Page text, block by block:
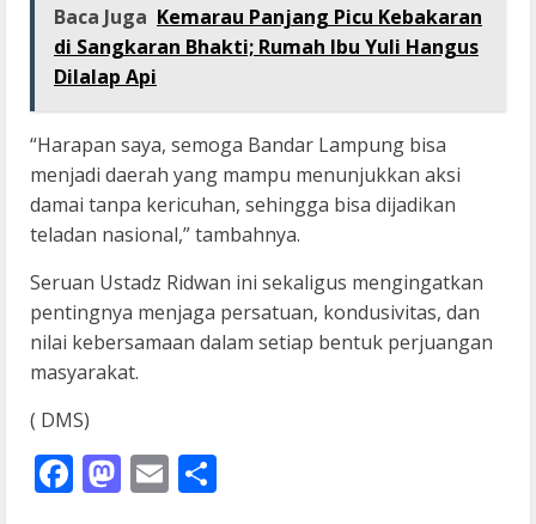
Baca Juga Kemarau Panjang Picu Kebakaran
di Sangkaran Bhakti; Rumah Ibu Yuli Hangus
Dilalap Api
“Harapan saya, semoga Bandar Lampung bisa
menjadi daerah yang mampu menunjukkan aksi
damai tanpa kericuhan, sehingga bisa dijadikan
teladan nasional,” tambahnya.
Seruan Ustadz Ridwan ini sekaligus mengingatkan
pentingnya menjaga persatuan, kondusivitas, dan
nilai kebersamaan dalam setiap bentuk perjuangan
masyarakat.
( DMS)
Facebook
Mastodon
Email